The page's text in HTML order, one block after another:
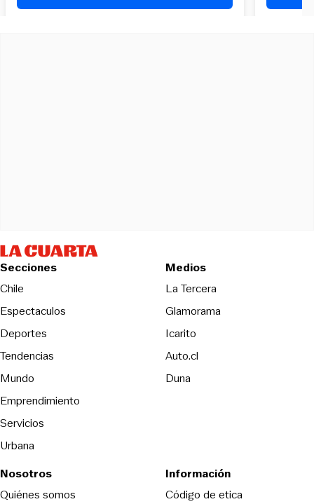
Secciones
Chile
Espectaculos
Deportes
Tendencias
Mundo
Emprendimiento
Servicios
Urbana
Medios
La TerceraOpens in new
Glamorama
Icarito
Auto.cl
DunaOpens in new window
Nosotros
Quiénes somos
Información
Código de eticaOpens in new